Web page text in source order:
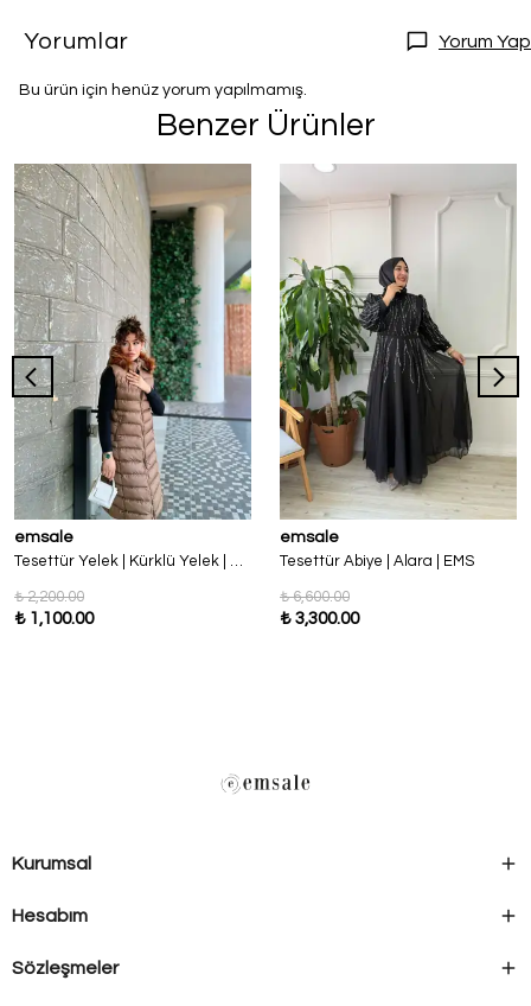
Yorumlar Yorum Yap
Bu ürün için henüz yorum yapılmamış.
Benzer Ürünler
emsale
₺ 2,200.00
₺ 1,100.00
emsale
Tesettür Abiye | Alara | EMS
₺ 6,600.00
₺ 3,300.00
Kurumsal
Hesabım
Sözleşmeler